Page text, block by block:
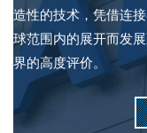
造性的技术，凭借连
球范围内的展开而发
界的高度评价。